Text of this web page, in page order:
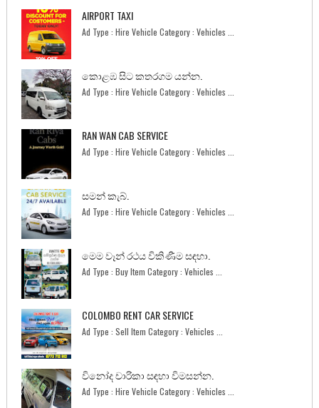
AIRPORT TAXI
Ad Type : Hire Vehicle Category : Vehicles ...
කොළඹ සිට කතරගම යන්න.
Ad Type : Hire Vehicle Category : Vehicles ...
RAN WAN CAB SERVICE
Ad Type : Hire Vehicle Category : Vehicles ...
සමන් කැබ්.
Ad Type : Hire Vehicle Category : Vehicles ...
මෙම වෑන් රථය විකිණීම සඳහා.
Ad Type : Buy Item Category : Vehicles ...
COLOMBO RENT CAR SERVICE
Ad Type : Sell Item Category : Vehicles ...
විනෝද චාරිකා සඳහා විමසන්න.
Ad Type : Hire Vehicle Category : Vehicles ...